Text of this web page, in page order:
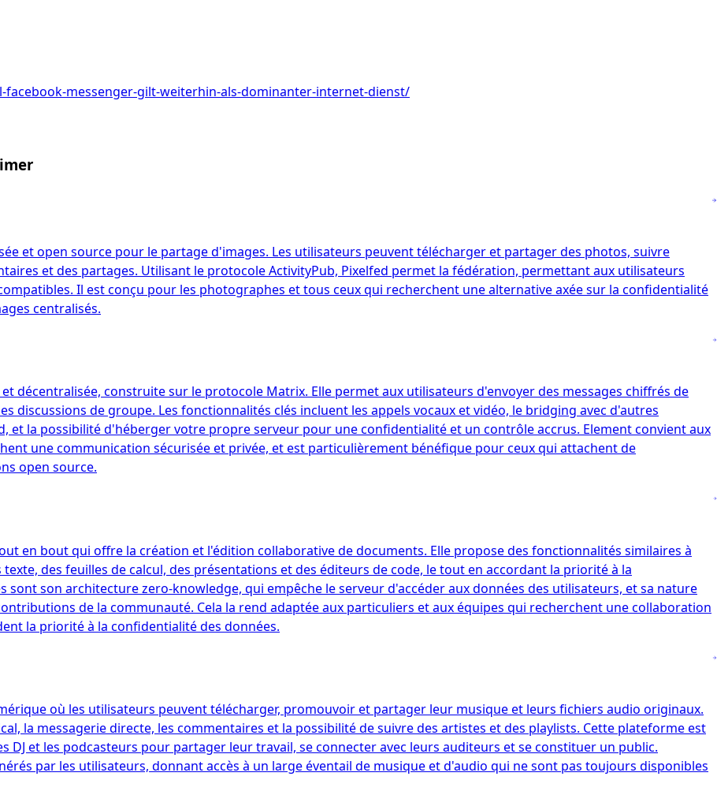
messenger-gilt-weiterhin-als-dominanter-internet-dienst/
et open source pour le partage d'images. Les utilisateurs peuvent télécharger et partager des photos, suivre
et des partages. Utilisant le protocole ActivityPub, Pixelfed permet la fédération, permettant aux utilisateurs
Il est conçu pour les photographes et tous ceux qui recherchent une alternative axée sur la confidentialité
centralisés.
décentralisée, construite sur le protocole Matrix. Elle permet aux utilisateurs d'envoyer des messages chiffrés de
discussions de groupe. Les fonctionnalités clés incluent les appels vocaux et vidéo, le bridging avec d'autres
et la possibilité d'héberger votre propre serveur pour une confidentialité et un contrôle accrus. Element convient aux
une communication sécurisée et privée, et est particulièrement bénéfique pour ceux qui attachent de
open source.
en bout qui offre la création et l'édition collaborative de documents. Elle propose des fonctionnalités similaires à
des feuilles de calcul, des présentations et des éditeurs de code, le tout en accordant la priorité à la
son architecture zero-knowledge, qui empêche le serveur d'accéder aux données des utilisateurs, et sa nature
de la communauté. Cela la rend adaptée aux particuliers et aux équipes qui recherchent une collaboration
la priorité à la confidentialité des données.
où les utilisateurs peuvent télécharger, promouvoir et partager leur musique et leurs fichiers audio originaux.
la messagerie directe, les commentaires et la possibilité de suivre des artistes et des playlists. Cette plateforme est
DJ et les podcasteurs pour partager leur travail, se connecter avec leurs auditeurs et se constituer un public.
par les utilisateurs, donnant accès à un large éventail de musique et d'audio qui ne sont pas toujours disponibles